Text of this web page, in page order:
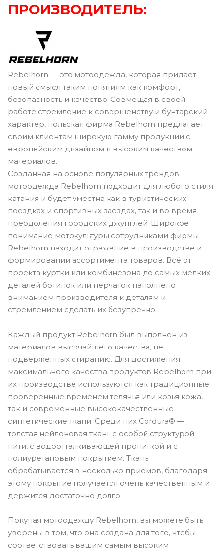
ПРОИЗВОДИТЕЛЬ:
Rebelhorn — это мотоодежда, которая придаёт
новый смысл таким понятиям как комфорт,
безопасность и качество. Совмещая в своей
работе стремление к совершенству и бунтарский
характер, польская фирма Rebelhorn предлагает
своим клиентам широкую гамму продукции с
европейским дизайном и высоким качеством
материалов.
Созданная на основе популярных трендов
мотоодежда Rebelhorn подходит для любого стиля
катания и будет уместна как в туристических
поездках и спортивных заездах, так и во время
преодоления городских джунглей. Широкое
понимание мотокультуры сотрудниками фирмы
Rebelhorn находит отражение в производстве и
формировании ассортимента товаров. Всё от
проекта куртки или комбинезона до самых мелких
деталей ботинок или перчаток наполнено
вниманием производителя к деталям и
стремлением сделать их безупречно.
Каждый продукт Rebelhorn был выполнен из
материалов высочайшего качества, не
подверженных стиранию. Для достижения
максимального качества продуктов Rebelhorn при
их производстве используются как традиционные
проверенные временем телячья или козья кожа,
так и современные высококачественные
синтетические ткани. Среди них Cordura® —
толстая нейлоновая ткань с особой структурой
нити, с водоотталкивающей пропиткой и с
полиуретановым покрытием. Ткань
обрабатывается в несколько приёмов, благодаря
этому покрытие получается очень качественным и
держится достаточно долго.
Покупая мотоодежду Rebelhorn, вы можете быть
уверены в том, что она создана для того, чтобы
соответствовать вашим самым высоким